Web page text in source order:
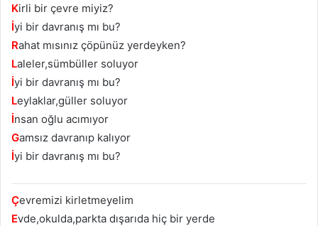
Kirli bir çevre miyiz?
İyi bir davranış mı bu?
Rahat mısınız çöpünüz yerdeyken?
Laleler,sümbüller soluyor
İyi bir davranış mı bu?
Leylaklar,güller soluyor
İnsan oğlu acımıyor
Gamsız davranıp kalıyor
İyi bir davranış mı bu?
Çevremizi kirletmeyelim
Evde,okulda,parkta dışarıda hiç bir yerde